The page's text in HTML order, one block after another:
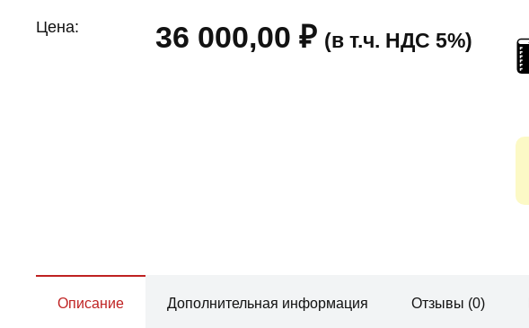
Цена: 36 000,00₽ (в т.ч. НДС 5%)
Описание Дополнительная информация Отзывы (0)